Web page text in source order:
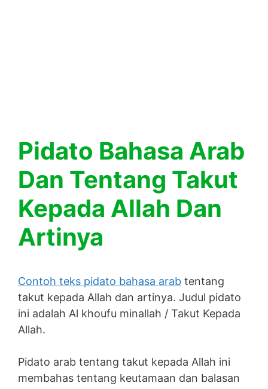
Pidato Bahasa Arab
Dan Tentang Takut
Kepada Allah Dan
Artinya
Contoh teks pidato bahasa arab tentang
takut kepada Allah dan artinya. Judul pidato
ini adalah Al khoufu minallah / Takut Kepada
Allah.
Pidato arab tentang takut kepada Allah ini
membahas tentang keutamaan dan balasan